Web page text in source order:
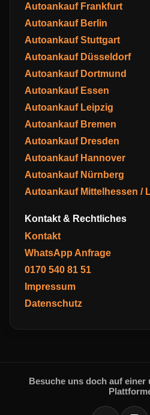
Autoankauf Frankfurt
Autoankauf Berlin
Autoankauf Stuttgart
Autoankauf Düsseldorf
Autoankauf Dortmund
Autoankauf Essen
Autoankauf Leipzig
Autoankauf Bremen
Autoankauf Dresden
Autoankauf Hannover
Autoankauf Nürnberg
Autoankauf Mittelhessen /
Kontakt & Rechtliches
Kontakt
WhatsApp Anfrage
0170 540 81 51
Impressum
Datenschutz
Besuche uns doch auf einer